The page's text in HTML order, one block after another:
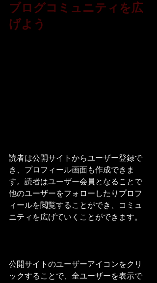
ブログコミュニティを広
げよう
読者は公開サイトからユーザー登録で
き、プロフィール画面も作成できま
す。読者はユーザー会員となることで
他のユーザーをフォローしたりプロフ
ィールを閲覧することができ、コミュ
ニティを広げていくことができます。
公開サイトのユーザーアイコンをクリ
ックすることで、全ユーザーを表示で